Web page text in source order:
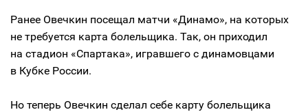
Ранее Овечкин посещал матчи «Динамо», на которых
не требуется карта болельщика. Так, он приходил
на стадион «Спартака», игравшего с динамовцами
в Кубке России.
Но теперь Овечкин сделал себе карту болельщика